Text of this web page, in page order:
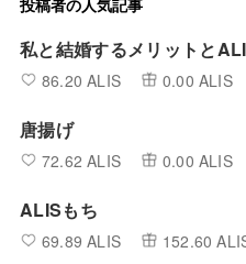
私と結婚するメリットと
86.20 ALIS 0.00 ALIS
唐揚げ
72.62 ALIS 0.00 ALIS
ALISもち
69.89 ALIS 152.60